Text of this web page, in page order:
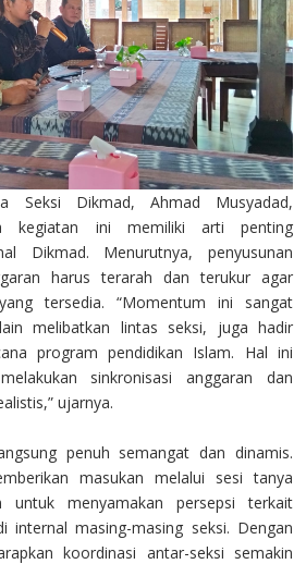
Seksi Dikmad, Ahmad Musyadad,
kegiatan ini memiliki arti penting
Dikmad. Menurutnya, penyusunan
harus terarah dan terukur agar
tersedia. “Momentum ini sangat
melibatkan lintas seksi, juga hadir
program pendidikan Islam. Hal ini
sinkronisasi anggaran dan
ujarnya.
penuh semangat dan dinamis.
masukan melalui sesi tanya
untuk menyamakan persepsi terkait
internal masing-masing seksi. Dengan
koordinasi antar-seksi semakin